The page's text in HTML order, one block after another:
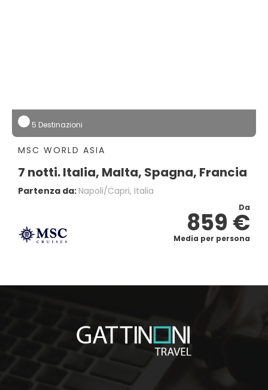
5 Destinazioni
MSC WORLD ASIA
7 notti. Italia, Malta, Spagna, Francia
Partenza da: Napoli/capri, Italia
Da
859 €
Media per persona